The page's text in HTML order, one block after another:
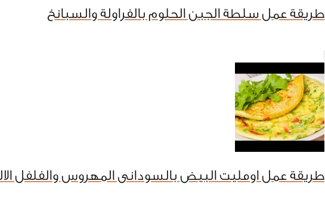
طريقة عمل سلطة الجبن الحلوم بالفراولة والسبانخ
طريقة عمل اومليت البيض بالسودانى المهروس والفلفل